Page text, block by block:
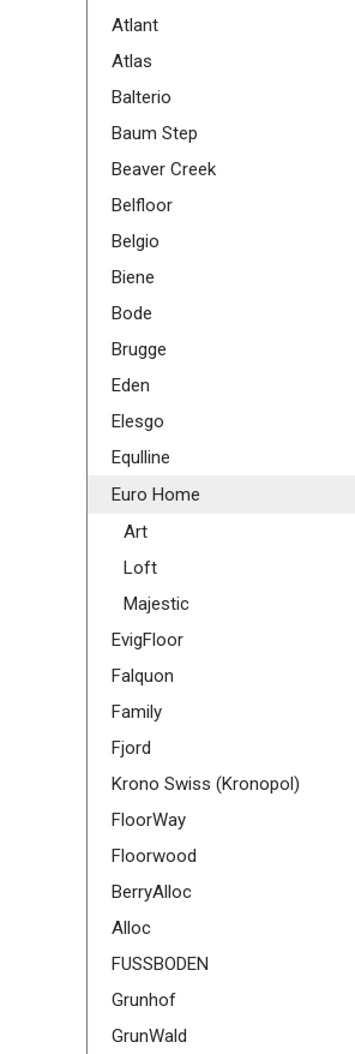
Atlant
Atlas
Balterio
Baum Step
Beaver Creek
Belfloor
Belgio
Biene
Bode
Brugge
Eden
Elesgo
Equlline
Euro Home
Art
Loft
Majestic
EvigFloor
Falquon
Family
Fjord
Krono Swiss (Kronopol)
FloorWay
Floorwood
BerryAlloc
Alloc
FUSSBODEN
Grunhof
GrunWald